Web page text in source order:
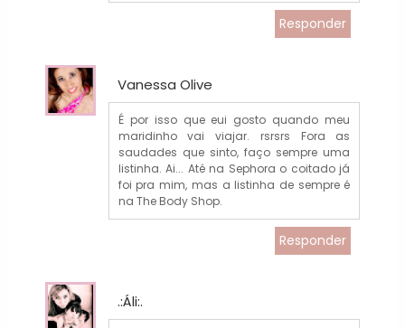
Responder
Vanessa Olive
É por isso que eui gosto quando meu
maridinho vai viajar. rsrsrs Fora as
saudades que sinto, faço sempre uma
listinha. Ai... Até na Sephora o coitado já
foi pra mim, mas a listinha de sempre é
na The Body Shop.
Responder
.:Áli:.